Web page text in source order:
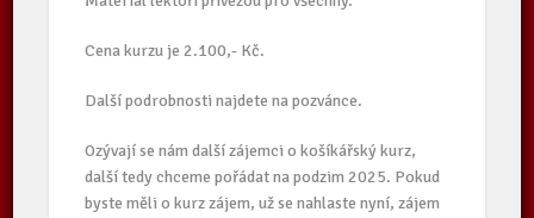
Cena kurzu je 2.100,- Kč.
Další podrobnosti najdete na pozvánce.
Ozývají se nám další zájemci o košíkářský kurz,
další tedy chceme pořádat na podzim 2025. Pokud
byste měli o kurz zájem, už se nahlaste nyní, zájem